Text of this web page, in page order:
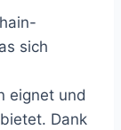
sich
eignet und
Dank